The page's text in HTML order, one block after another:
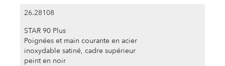
26.28108
STAR 90 Plus
Poignées et main courante en acier
inoxydable satiné, cadre supérieur
peint en noir